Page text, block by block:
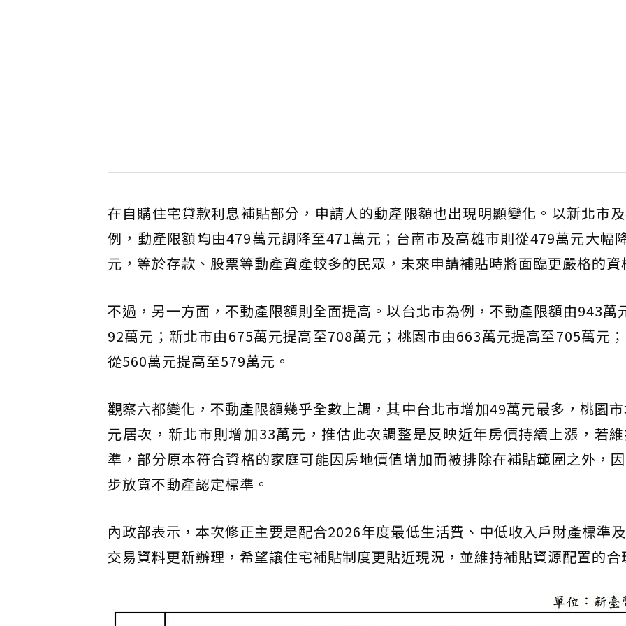
在自購住宅貸款利息補貼部分，申請人的動產限額也出現明顯變化。以新北市
例，動產限額均由479萬元調降至471萬元；台南市及高雄市則從479萬元大幅
元，等於存款、股票等動產資產較多的民眾，未來申請補貼時將面臨更嚴格的資
不過，另一方面，不動產限額則全面提高。以台北市為例，不動產限額由943萬
92萬元；新北市由675萬元提高至708萬元；桃園市由663萬元提高至705萬元
從560萬元提高至579萬元。
觀察六都變化，不動產限額幾乎全數上調，其中台北市增加49萬元最多，桃園
元居次，新北市則增加33萬元，推估此次調整是反映近年房價持續上漲，若
準，部分原本符合資格的家庭可能因房地價值增加而被排除在補貼範圍之外，
步放寬不動產認定標準。
內政部表示，本次修正主要是配合2026年度最低生活費、中低收入戶財產標準
交易資料更新辦理，希望讓住宅補貼制度更貼近現況，並維持補貼資源配置的合